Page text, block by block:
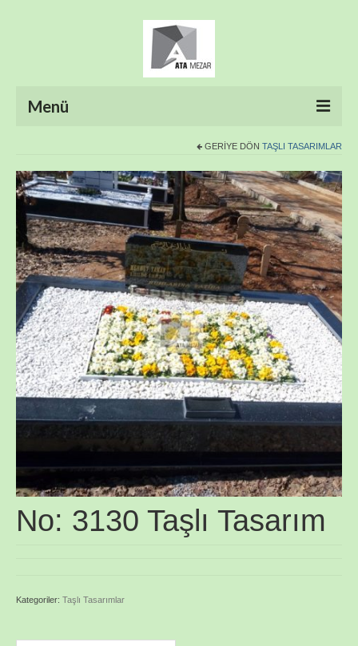
Menü
HAKKIMIZDA
ÜRÜNLER
HİZMETLERİMİZ
FOTO GALERİ
İLETİŞİM
GERIYE DÖN TAŞLI TASARIMLAR
No: 3130 Taşlı Tasarım
Kategoriler: Taşlı Tasarımlar